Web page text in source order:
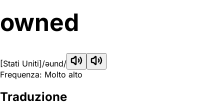
owned
[Stati Uniti]/əund/
Frequenza: Molto alto
Traduzione